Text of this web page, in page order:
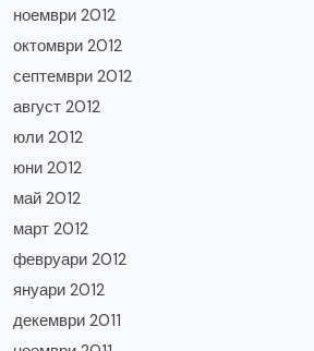
ноември 2012
октомври 2012
септември 2012
август 2012
юли 2012
юни 2012
май 2012
март 2012
февруари 2012
януари 2012
декември 2011